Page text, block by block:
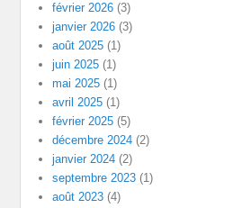
février 2026 (3)
janvier 2026 (3)
août 2025 (1)
juin 2025 (1)
mai 2025 (1)
avril 2025 (1)
février 2025 (5)
décembre 2024 (2)
janvier 2024 (2)
septembre 2023 (1)
août 2023 (4)